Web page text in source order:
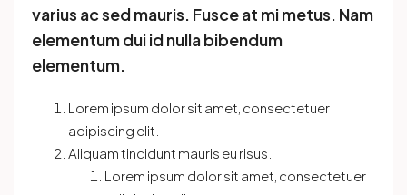
varius ac sed mauris. Fusce at mi metus. Nam
elementum dui id nulla bibendum
elementum.
Lorem ipsum dolor sit amet, consectetuer
adipiscing elit.
Aliquam tincidunt mauris eu risus.
Lorem ipsum dolor sit amet, consectetuer